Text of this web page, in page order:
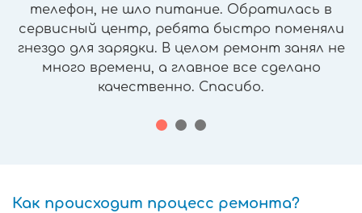
телефон, не шло питание. Обратилась в
сервисный центр, ребята быстро поменяли
гнездо для зарядки. В целом ремонт занял не
много времени, а главное все сделано
качественно. Спасибо.
Как происходит процесс ремонта?